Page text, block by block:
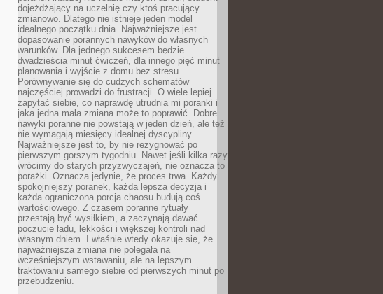
dojeżdżający na uczelnię czy ktoś pracujący
zmianowo. Dlatego nie istnieje jeden model
idealnego początku dnia. Najważniejsze jest
dopasowanie porannych nawyków do własnych
warunków. Dla jednego sukcesem będzie
dwadzieścia minut ćwiczeń, dla innego pięć minut
planowania i wyjście z domu bez stresu.
Porównywanie się do cudzych schematów
najczęściej prowadzi do frustracji. O wiele lepiej
zapytać siebie, co naprawdę utrudnia mi poranki i
jaka jedna mała zmiana może to poprawić. Dobre
nawyki poranne nie powstają w jeden dzień, ale też
nie wymagają miesięcy idealnej dyscypliny.
Najważniejsze jest to, by nie rezygnować po
pierwszym gorszym tygodniu. Nawet jeśli kilka razy
wrócimy do starych przyzwyczajeń, nie oznacza to
porażki. Oznacza jedynie, że proces trwa. Każdy
spokojniejszy poranek, każda lepsza decyzja i
każda ograniczona porcja chaosu budują coś
wartościowego. Z czasem poranne rytuały
przestają być wysiłkiem, a zaczynają dawać
poczucie ładu, lekkości i większej kontroli nad
własnym dniem. I właśnie wtedy okazuje się, że
najważniejsza zmiana nie polegała na
wcześniejszym wstawaniu, ale na lepszym
traktowaniu samego siebie od pierwszych minut po
przebudzeniu.